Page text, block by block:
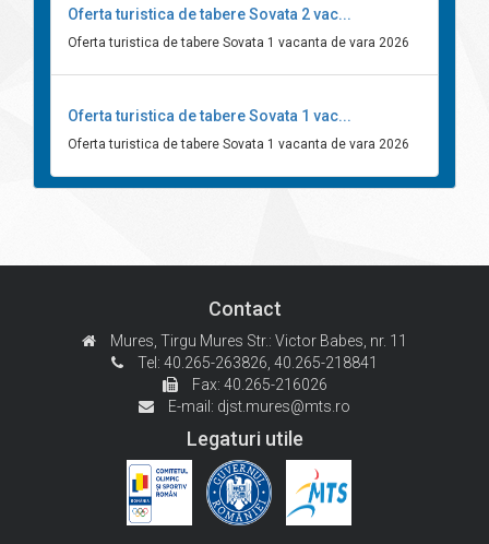
Oferta turistica de tabere Sovata 2 vac...
Oferta turistica de tabere Sovata 1 vacanta de vara 2026
Oferta turistica de tabere Sovata 1 vac...
Oferta turistica de tabere Sovata 1 vacanta de vara 2026
Contact
Mures, Tirgu Mures Str.: Victor Babes, nr. 11
Tel: 40.265-263826, 40.265-218841
Fax: 40.265-216026
E-mail: djst.mures@mts.ro
Legaturi utile